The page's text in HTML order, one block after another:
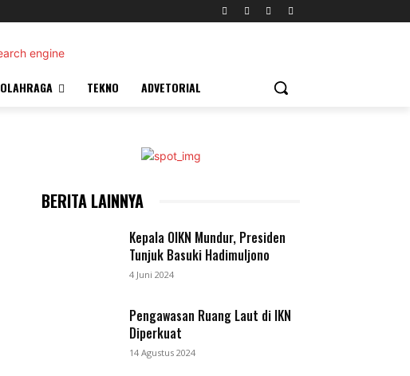
OLAHRAGA TEKNO ADVETORIAL
BERITA LAINNYA
Kepala OIKN Mundur, Presiden
Tunjuk Basuki Hadimuljono
4 Juni 2024
Pengawasan Ruang Laut di IKN
Diperkuat
14 Agustus 2024